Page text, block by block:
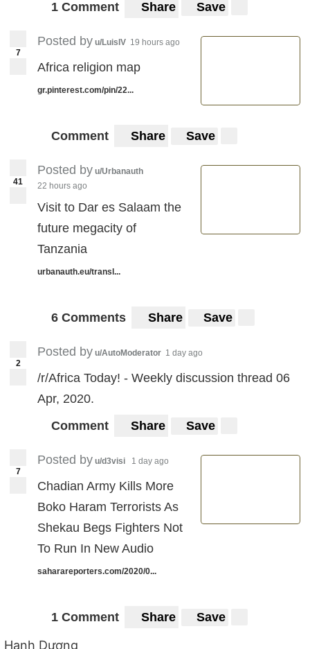
1 Comment Share Save
7
Posted by u/LuisIV 19 hours ago
Africa religion map
gr.pinterest.com/pin/22...
Comment Share Save
41
Posted by u/Urbanauth
22 hours ago
Visit to Dar es Salaam the
future megacity of
Tanzania
urbanauth.eu/transl...
6 Comments Share Save
2
Posted by u/AutoModerator 1 day ago
/r/Africa Today! - Weekly discussion thread 06
Apr, 2020.
Comment
Share Save
7
Posted by u/d3visi 1 day ago
Chadian Army Kills More
Boko Haram Terrorists As
Shekau Begs Fighters Not
To Run In New Audio
saharareporters.com/2020/0...
1 Comment Share Save
Hạnh Dương